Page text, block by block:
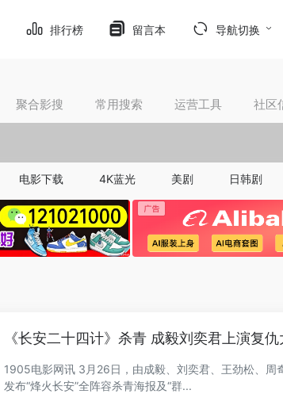
排行榜 留言本 导航切换
聚合影搜 常用搜索 运营工具 社区
电影下载 4K蓝光 美剧 日韩剧
《长安二十四计》杀青 成毅刘奕君上演复仇
1905电影网讯 3月26日，由成毅、刘奕君、王劲松、
发布“烽火长安”全阵容杀青海报及“群...